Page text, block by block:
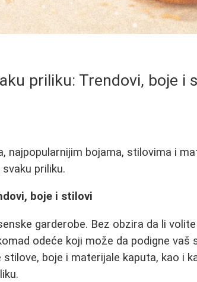
priliku: Trendovi, boje i
najpopularnijim bojama, stilovima i
priliku.
boje i stilovi
garderobe. Bez obzira da li
odeće koji može da podigne vaš
boje i materijale kaputa, kao i